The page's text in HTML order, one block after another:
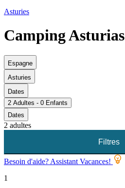
Asturies
Camping Asturias
Espagne
Asturies
Dates
2 Adultes - 0 Enfants
Dates
2 adultes
Filtres
Besoin d'aide? Assistant Vacances!
1